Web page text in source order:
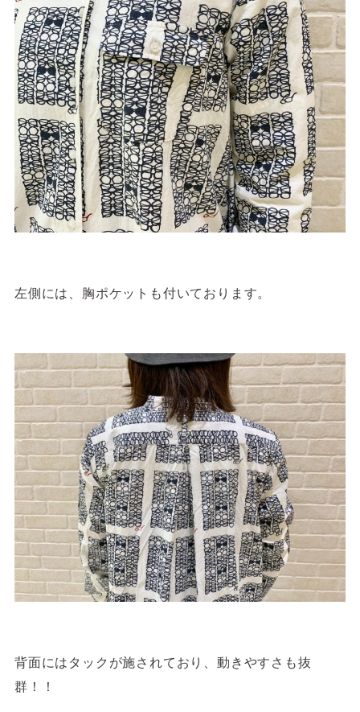
左側には、胸ポケットも付いております。
背面にはタックが施されており、動きやすさも抜
群！！